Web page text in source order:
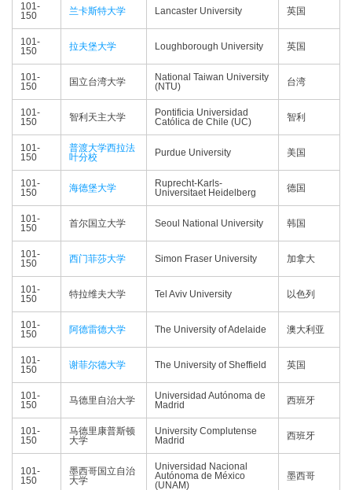
101-
150
兰卡斯特大学 Lancaster University 英国
101-
150
拉夫堡大学 Loughborough University 英国
101-
150
国立台湾大学
National Taiwan University
(NTU)
台湾
101-
150
智利天主大学
Pontificia Universidad
Católica de Chile (UC)
智利
101-
150
普渡大学西拉法
叶分校
Purdue University 美国
101-
150
海德堡大学
Ruprecht-Karls-
Universitaet Heidelberg
德国
101-
150
首尔国立大学 Seoul National University 韩国
101-
150
西门菲莎大学 Simon Fraser University 加拿大
101-
150
特拉维夫大学 Tel Aviv University 以色列
101-
150
阿德雷德大学 The University of Adelaide 澳大利亚
101-
150
谢菲尔德大学 The University of Sheffield 英国
101-
150
马德里自治大学
Universidad Autónoma de
Madrid
西班牙
101-
150
马德里康普斯顿
大学
University Complutense
Madrid
西班牙
101-
150
墨西哥国立自治
大学
Universidad Nacional
Autónoma de México
(UNAM)
墨西哥